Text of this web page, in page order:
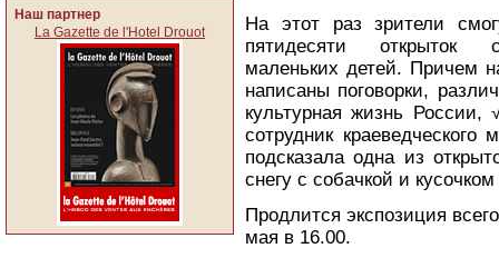
Наш партнер
La Gazette de l'Hotel Drouot
На этот раз зрители
пятидесяти открыток
маленьких детей. Причем
написаны поговорки,
культурная жизнь России,
сотрудник
подсказала одна из
снегу с собачкой и
Продлится экспозиция
мая в 16.00.